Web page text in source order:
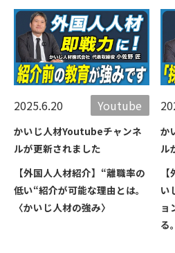
2025.6.20 Youtube
かいじ人材Youtubeチャンネ
ルが更新されました
【外国人人材紹介】“離職率の
低い“紹介が可能な理由とは。
〈かいじ人材の強み〉
か
ル
い
ョ
る。